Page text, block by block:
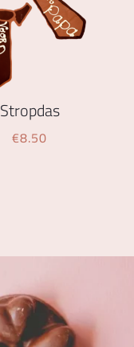
Stropdas
€8.50